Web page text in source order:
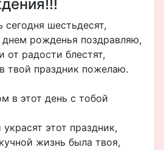
сегодня шестьдесят,
рожденья поздравляю,
от радости блестят,
твой праздник пожелаю.
в этот день с тобой
этот праздник,
жизнь была твоя,